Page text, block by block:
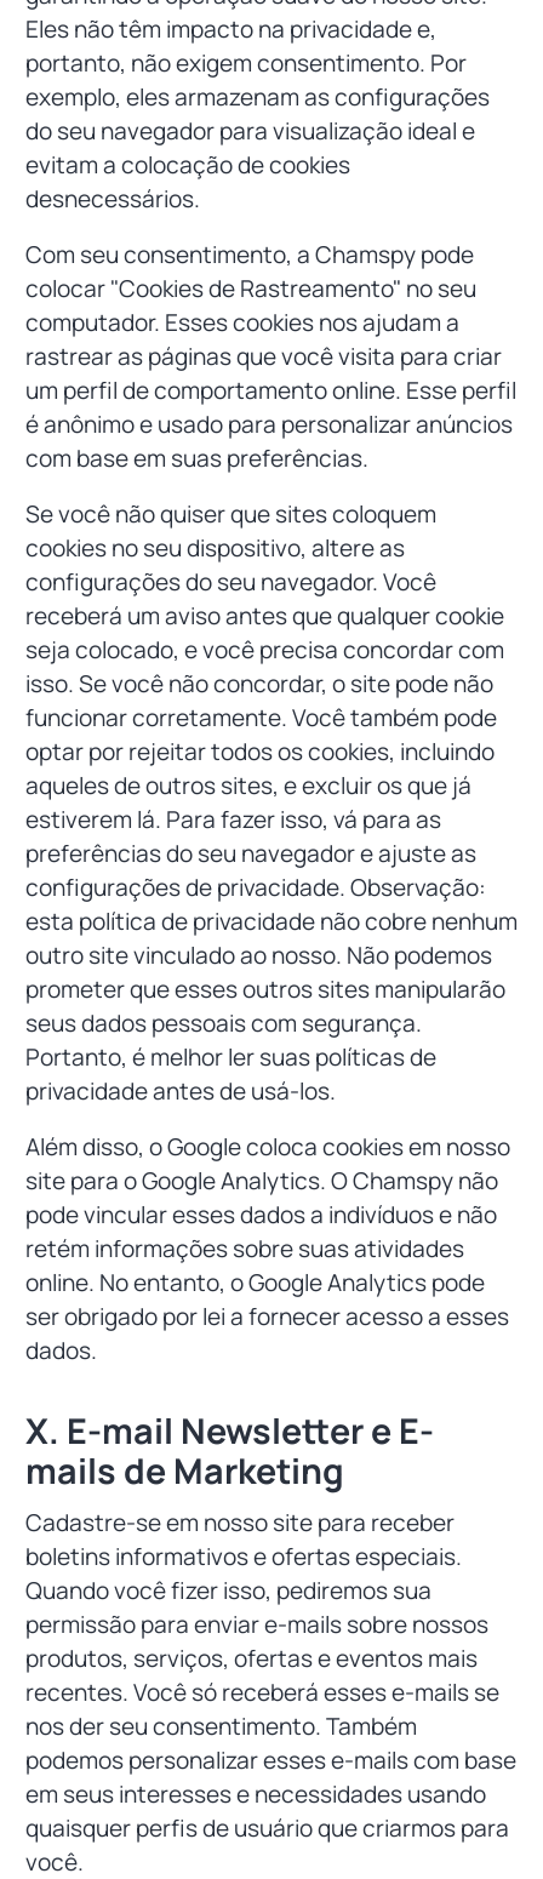
Eles não têm impacto na privacidade e,
portanto, não exigem consentimento. Por
exemplo, eles armazenam as configurações
do seu navegador para visualização ideal e
evitam a colocação de cookies
desnecessários.
Com seu consentimento, a Chamspy pode
colocar "Cookies de Rastreamento" no seu
computador. Esses cookies nos ajudam a
rastrear as páginas que você visita para criar
um perfil de comportamento online. Esse perfil
é anônimo e usado para personalizar anúncios
com base em suas preferências.
Se você não quiser que sites coloquem
cookies no seu dispositivo, altere as
configurações do seu navegador. Você
receberá um aviso antes que qualquer cookie
seja colocado, e você precisa concordar com
isso. Se você não concordar, o site pode não
funcionar corretamente. Você também pode
optar por rejeitar todos os cookies, incluindo
aqueles de outros sites, e excluir os que já
estiverem lá. Para fazer isso, vá para as
preferências do seu navegador e ajuste as
configurações de privacidade. Observação:
esta política de privacidade não cobre nenhum
outro site vinculado ao nosso. Não podemos
prometer que esses outros sites manipularão
seus dados pessoais com segurança.
Portanto, é melhor ler suas políticas de
privacidade antes de usá-los.
Além disso, o Google coloca cookies em nosso
site para o Google Analytics. O Chamspy não
pode vincular esses dados a indivíduos e não
retém informações sobre suas atividades
online. No entanto, o Google Analytics pode
ser obrigado por lei a fornecer acesso a esses
dados.
X. E-mail Newsletter e E-
mails de Marketing
Cadastre-se em nosso site para receber
boletins informativos e ofertas especiais.
Quando você fizer isso, pediremos sua
permissão para enviar e-mails sobre nossos
produtos, serviços, ofertas e eventos mais
recentes. Você só receberá esses e-mails se
nos der seu consentimento. Também
podemos personalizar esses e-mails com base
em seus interesses e necessidades usando
quaisquer perfis de usuário que criarmos para
você.